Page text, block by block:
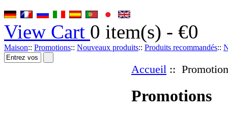
View Cart 0 item(s) - €0
Maison:: Promotions:: Nouveaux produits:: Produits recommandés::
Accueil ::
Promotions